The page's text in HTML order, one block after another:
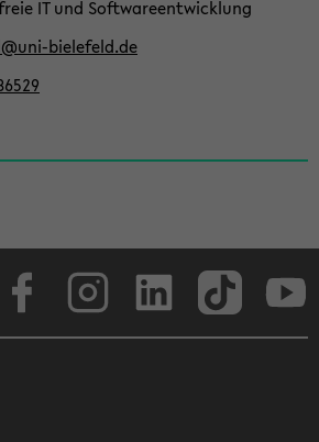
IT und Soft­ware­ent­wick­lung
​bielefeld.de
Face­book